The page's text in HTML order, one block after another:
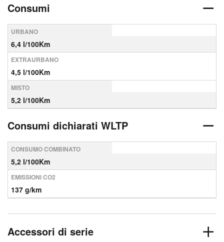
Consumi
URBANO
6,4 l/100Km
EXTRAURBANO
4,5 l/100Km
MISTO
5,2 l/100Km
Consumi dichiarati WLTP
CONSUMO COMBINATO
5,2 l/100Km
EMISSIONI CO2
137 g/km
Accessori di serie